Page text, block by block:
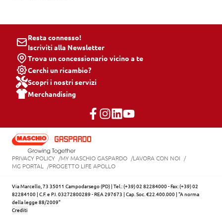
Resta connesso!
Iscriviti alla Newsletter
Trova un concessionario vicino a te
Cerchi un ricambio?
Scopri i nostri servizi
Merchandising
PRIVACY POLICY MY MASCHIO GASPARDO
LAVORA CON NOI
MG PORTAL
PROGETTO LIFE APOLLO
Via Marcello, 73 35011 Campodarsego (PD) | Tel.: (+39) 02 82284000 - Fax: (+39) 02
82284100 | C.F. e P.I. 03272800289 - REA 297673 | Cap. Soc. €22.400.000 | "A norma
della legge 88/2009"
Crediti